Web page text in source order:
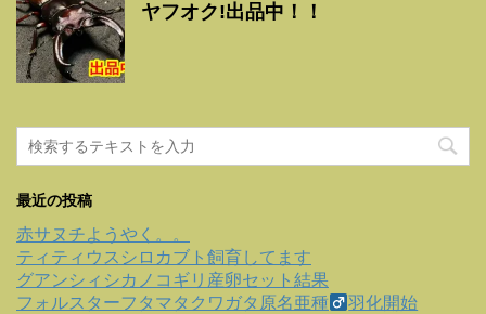
ヤフオク!出品中！！
最近の投稿
赤サヌチようやく。。
ティティウスシロカブト飼育してます
グアンシィシカノコギリ産卵セット結果
フォルスターフタマタクワガタ原名亜種
羽化開始